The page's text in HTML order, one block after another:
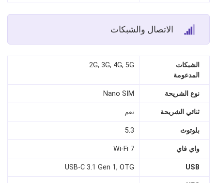
الاتصال والشبكات
الشبكات
المدعومة
2G, 3G, 4G, 5G
نوع الشريحة Nano SIM
ثنائي الشريحة نعم
بلوتوث 5.3
واي فاي Wi‑Fi 7
USB
USB-C 3.1 Gen 1, OTG